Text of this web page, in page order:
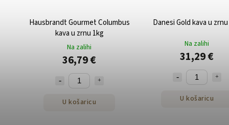
Hausbrandt Gourmet Columbus
kava u zrnu 1kg
Na zalihi
36,79 €
U košaricu
Danesi Gold kava u
Na zalihi
31,29 €
U košaricu